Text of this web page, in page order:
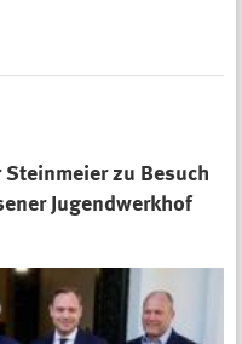
zu Besuch
Jugendwerkhof